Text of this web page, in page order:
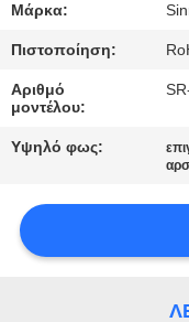
ΕΠΑΦΉ
ΜΕ
ΈΝΑ
ΑΠΌΣΠΑΣΜΑ
Μάρκα:
Πιστοποίηση:
Αριθμό
μοντέλου:
Υψηλό φως: